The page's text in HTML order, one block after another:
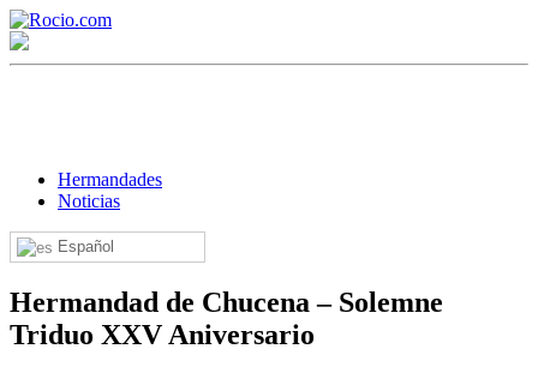
Hermandades
Noticias
Español
Hermandad de Chucena – Solemne
Triduo XXV Aniversario
¡Bienvenido! Soy el asistente virtual de rocio.com.
¿En qué puedo ayudarte?